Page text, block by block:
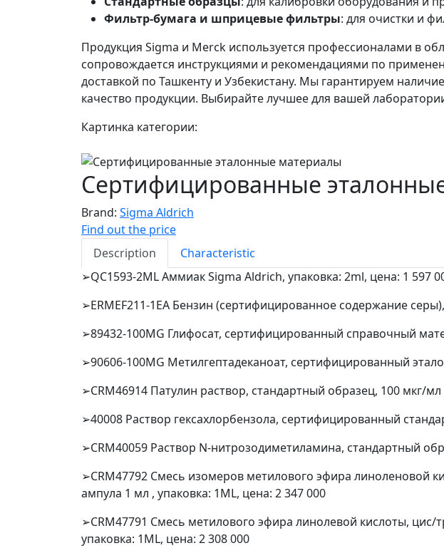
Фильтр-бумага и шприцевые фильтры: для очистки и
Продукция Sigma и Merck используется профессионалами в
сопровождается инструкциями и рекомендациями по
доставкой по Ташкенту и Узбекистану. Мы гарантируем
качество продукции. Выбирайте лучшее для вашей
Картинка категории:
Сертифицированные
Brand: Sigma Aldrich
Find out the price
Description
Characteristic
➢QC1593-2ML Аммиак Sigma Aldrich, упаковка: 2ml, цена: 1 597
➢ERMEF211-1EA Бензин (сертифицированное содержание
➢89432-100MG Глифосат, сертифицированный справочный
➢90606-100MG Метилгептадеканоат, сертифицированный
➢CRM46914 Патулин раствор, стандартный образец, 100 мкг/
➢40008 Раствор гексахлорбензола, сертифицированный
➢CRM40059 Раствор N-нитрозодиметиламина, стандартный
➢CRM47792 Смесь изомеров метилового эфира линоленовой
ампула 1 мл , упаковка: 1ML, цена: 2 347 000
➢CRM47791 Смесь метилового эфира линолевой кислоты,
упаковка: 1ML, цена: 2 308 000